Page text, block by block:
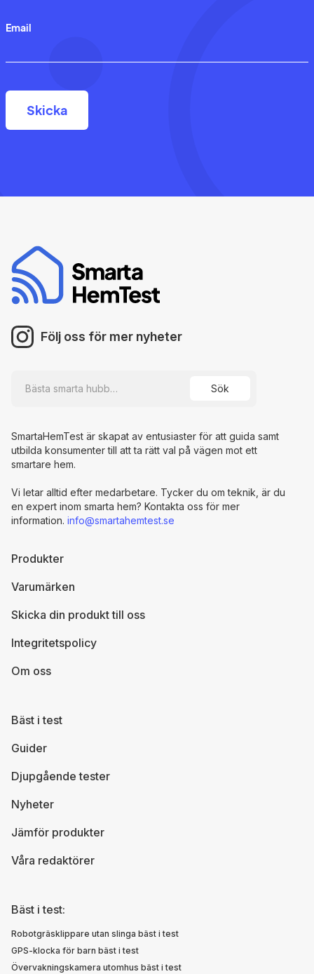
Email
Bäst i test
Guider
Djupgående tester
Nyheter
Jämför produkter
Våra redaktörer
Produkter
Varumärken
Skicka din produkt till oss
Integritetspolicy
Om oss
Följ oss för mer nyheter
SmartaHemTest är skapat av entusiaster för att guida samt
utbilda konsumenter till att ta rätt val på vägen mot ett
smartare hem.
Vi letar alltid efter medarbetare. Tycker du om teknik, är du
en expert inom smarta hem? Kontakta oss för mer
information. info@smartahemtest.se
Bäst i test:
Robotgräsklippare utan slinga bäst i test
GPS-klocka för barn bäst i test
Övervakningskamera utomhus bäst i test